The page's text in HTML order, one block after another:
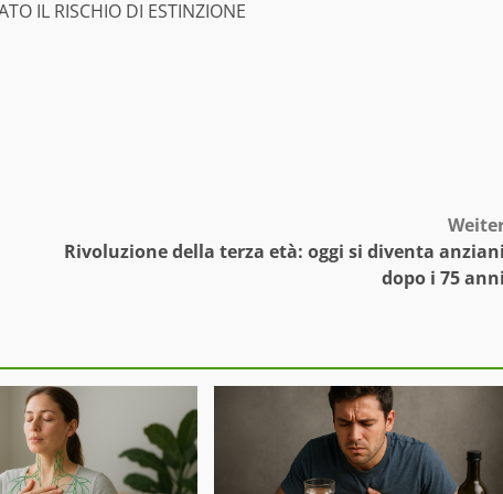
IL RISCHIO DI ESTINZIONE
Rivoluzione della terza età: oggi si diventa anziani
dopo i 75 anni